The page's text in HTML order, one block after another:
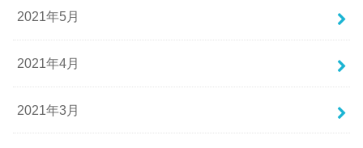
2021年5月
2021年4月
2021年3月